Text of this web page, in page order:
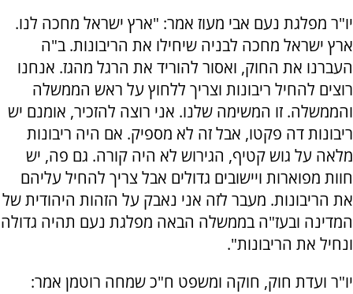
יו"ר מפלגת נעם אבי מעוז אמר: "ארץ ישראל מחכה לנו.
ארץ ישראל מחכה לבניה שיחילו את הריבונות. ב"ה
העברנו את החוק, ואסור להוריד את הרגל מהגז. אנחנו
רוצים להחיל ריבונות וצריך ללחוץ על ראש הממשלה
והממשלה. זו המשימה שלנו. אני רוצה להזכיר, אומנם יש
ריבונות דה פקטו, אבל זה לא מספיק. אם היה ריבונות
מלאה על גוש קטיף, הגירוש לא היה קורה. גם פה, יש
חוות מפוארות ויישובים גדולים אבל צריך להחיל עליהם
את הריבונות. מעבר לזה אני נאבק על הזהות היהודית של
המדינה ובעז"ה בממשלה הבאה מפלגת נעם תהיה גדולה
ונחיל את הריבונות".
יו"ר ועדת חוק, חוקה ומשפט ח"כ שמחה רוטמן אמר: